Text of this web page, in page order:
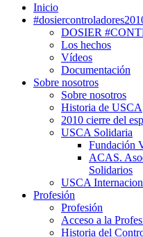
Inicio
DOSIER
Los hechos
Vídeos
Documentación
Sobre nosotros
Sobre nosotros
Historia de USCA
2010 cierre del
USCA Solidaria
Fundación
ACAS.
Solidarios
USCA
Profesión
Profesión
Acceso a la
Historia del